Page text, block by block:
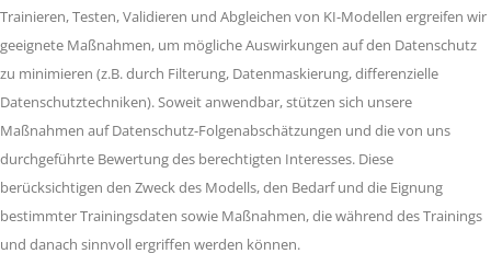
Trainieren, Testen, Validieren und Abgleichen von KI-Modellen ergreifen wir
geeignete Maßnahmen, um mögliche Auswirkungen auf den Datenschutz
zu minimieren (z.B. durch Filterung, Datenmaskierung, differenzielle
Datenschutztechniken). Soweit anwendbar, stützen sich unsere
Maßnahmen auf Datenschutz-Folgenabschätzungen und die von uns
durchgeführte Bewertung des berechtigten Interesses. Diese
berücksichtigen den Zweck des Modells, den Bedarf und die Eignung
bestimmter Trainingsdaten sowie Maßnahmen, die während des Trainings
und danach sinnvoll ergriffen werden können.